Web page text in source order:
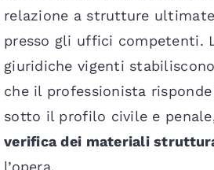
relazione a strutture
presso gli uffici competenti.
giuridiche vigenti
che il professionista
sotto il profilo civile e
verifica dei materiali
l’opera.